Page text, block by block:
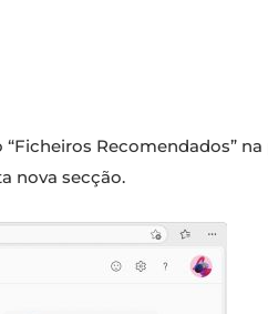
Recomendados”
nova secção.